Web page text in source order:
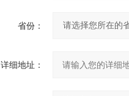
省份：
详细地址：